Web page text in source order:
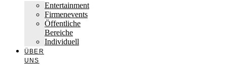
Entertainment
Firmenevents
Öffentliche
Bereiche
Individuell
ÜBER
UNS